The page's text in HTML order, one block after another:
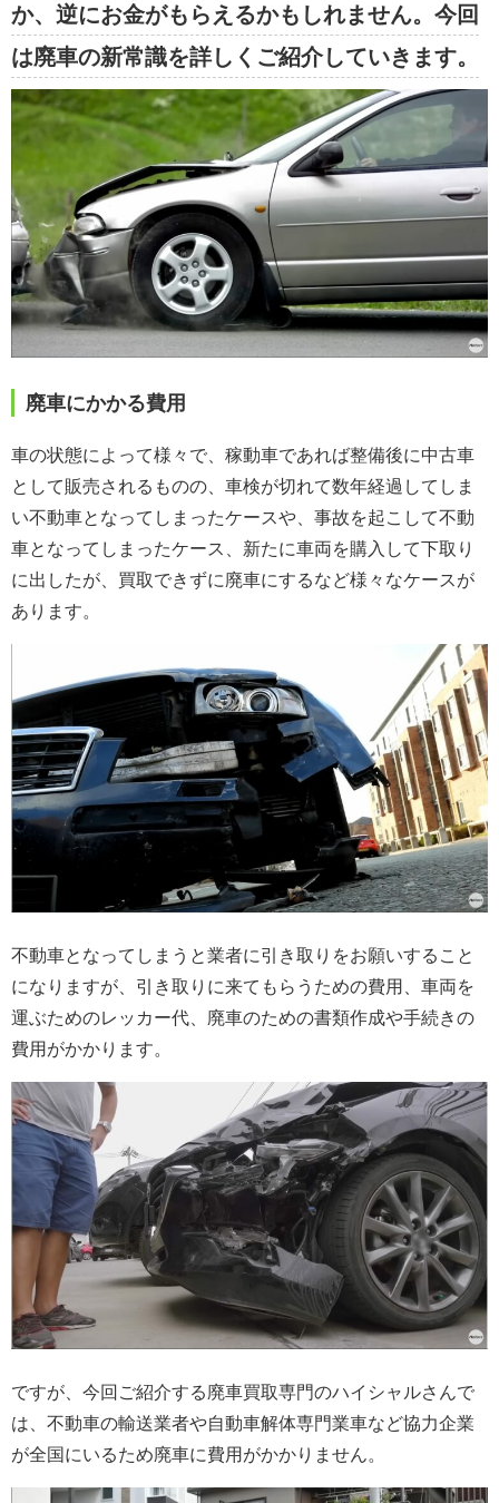
か、逆にお金がもらえるかもしれません。今回
は廃車の新常識を詳しくご紹介していきます。
廃車にかかる費用
車の状態によって様々で、稼動車であれば整備後に中古車
として販売されるものの、車検が切れて数年経過してしま
い不動車となってしまったケースや、事故を起こして不動
車となってしまったケース、新たに車両を購入して下取り
に出したが、買取できずに廃車にするなど様々なケースが
あります。
不動車となってしまうと業者に引き取りをお願いすること
になりますが、引き取りに来てもらうための費用、車両を
運ぶためのレッカー代、廃車のための書類作成や手続きの
費用がかかります。
ですが、今回ご紹介する廃車買取専門のハイシャルさんで
は、不動車の輸送業者や自動車解体専門業車など協力企業
が全国にいるため廃車に費用がかかりません。